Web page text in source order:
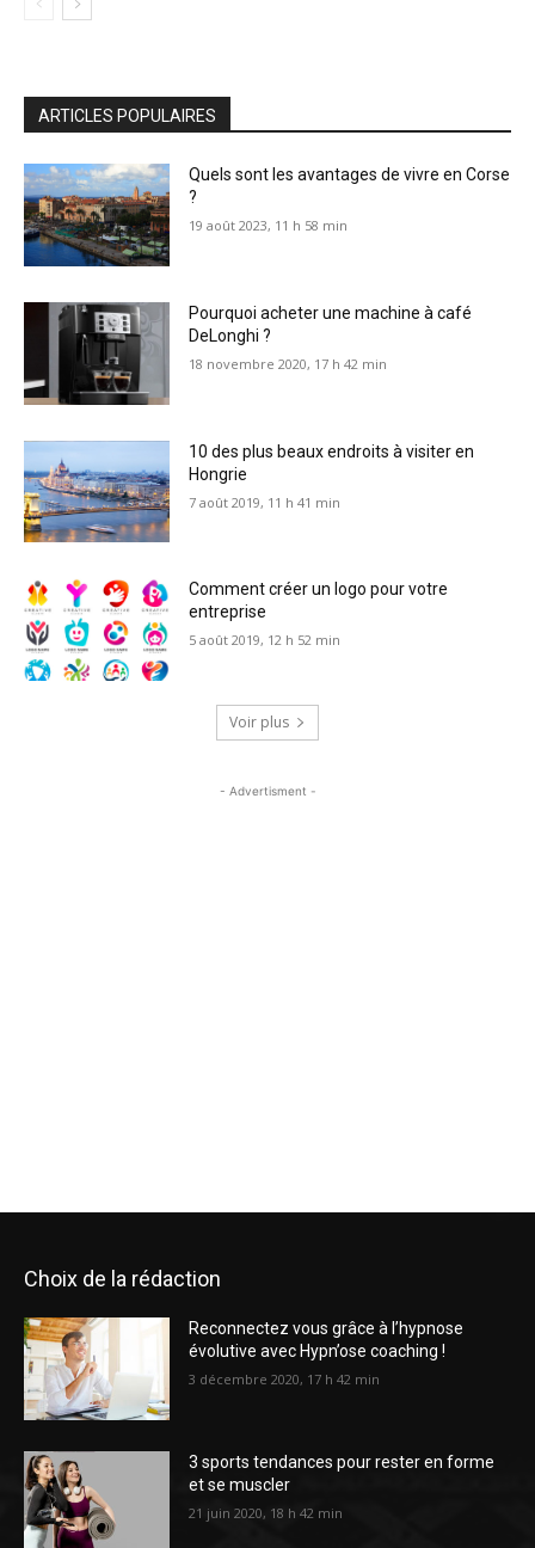
ARTICLES POPULAIRES
Quels sont les avantages de vivre en Corse
?
19 août 2023, 11 h 58 min
Pourquoi acheter une machine à café
DeLonghi ?
18 novembre 2020, 17 h 42 min
10 des plus beaux endroits à visiter en
Hongrie
7 août 2019, 11 h 41 min
Comment créer un logo pour votre
entreprise
5 août 2019, 12 h 52 min
Voir plus
- Advertisment -
Choix de la rédaction
Reconnectez vous grâce à l’hypnose
évolutive avec Hypn’ose coaching !
3 décembre 2020, 17 h 42 min
3 sports tendances pour rester en forme
et se muscler
21 juin 2020, 18 h 42 min